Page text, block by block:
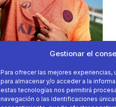
Gestionar el
Para ofrecer las mejores
para almacenar y/o acceder a la
estas tecnologías nos permitirá
navegación o las identificaciones